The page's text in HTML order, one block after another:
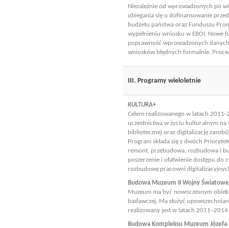
Niezależnie od wprowadzonych po
ubiegania się o dofinansowanie
budżetu państwa oraz Funduszu
wypełnieniu wniosku w EBOI.
poprawność wprowadzonych
wniosków błędnych formalnie.
III. Programy wieloletnie
KULTURA+
Celem realizowanego w latach
uczestnictwa w życiu kulturalnym
bibliotecznej oraz digitalizację
Program składa się z dwóch
remont, przebudowa, rozbudowa i
poszerzenie i ułatwienie dostępu
rozbudowę pracowni
Budowa Muzeum II Wojny
Muzeum ma być nowoczesnym
badawczej. Ma służyć
realizowany jest w latach
Budowa Kompleksu Muzeum Józefa